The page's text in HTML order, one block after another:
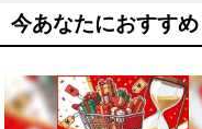
今あなたにおすすめ